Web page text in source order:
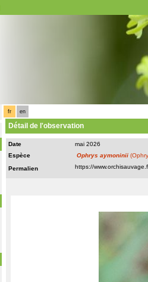
fr en
Détail de l'observation
Date
mai 2026
Espèce
Ophrys aymoninii
Permalien